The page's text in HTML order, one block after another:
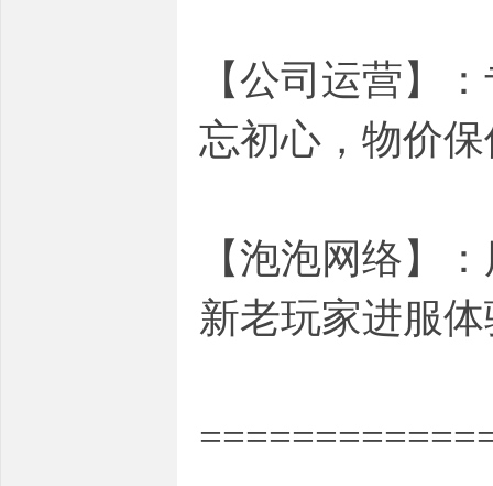
【公司运营】
忘初心，物价
【泡泡网络】
新老玩家进服